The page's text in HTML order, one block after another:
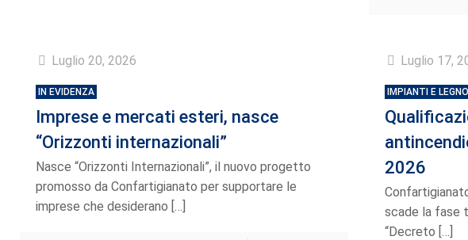
Luglio 20, 2026
IN EVIDENZA
Imprese e mercati esteri, nasce
“Orizzonti internazionali”
Nasce “Orizzonti Internazionali”, il nuovo progetto
promosso da Confartigianato per supportare le
imprese che desiderano […]
Luglio 17,
IMPIANTI E
2026
scade la fase
“Decreto […]